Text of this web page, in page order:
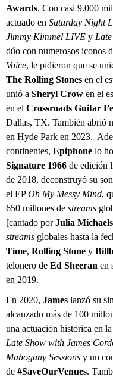
Awards. Con casi 9.000
actuado en Saturday Night
Jimmy Kimmel LIVE y
dúo con numerosos iconos
Voice, le pidieron que se
The Rolling Stones en el
unió a Sheryl Crow en el
en el Crossroads Guitar
Dallas, TX. También abrió
en Hyde Park en 2023.
continentes, Epiphone lo
Signature 1966 de edición
de 2018, deconstruyó su
el EPOh My Messy Mind,
650 millones de streams
[cantado porJulia Michaels
streams globales hasta la
Time, Rolling Stone y
telonero de Ed Sheeran en
en 2019.
En 2020, James lanzó su
alcanzado más de 100
una actuación histórica en
Late Show with James
Mahogany Sessions y un
de #SaveOurVenues.